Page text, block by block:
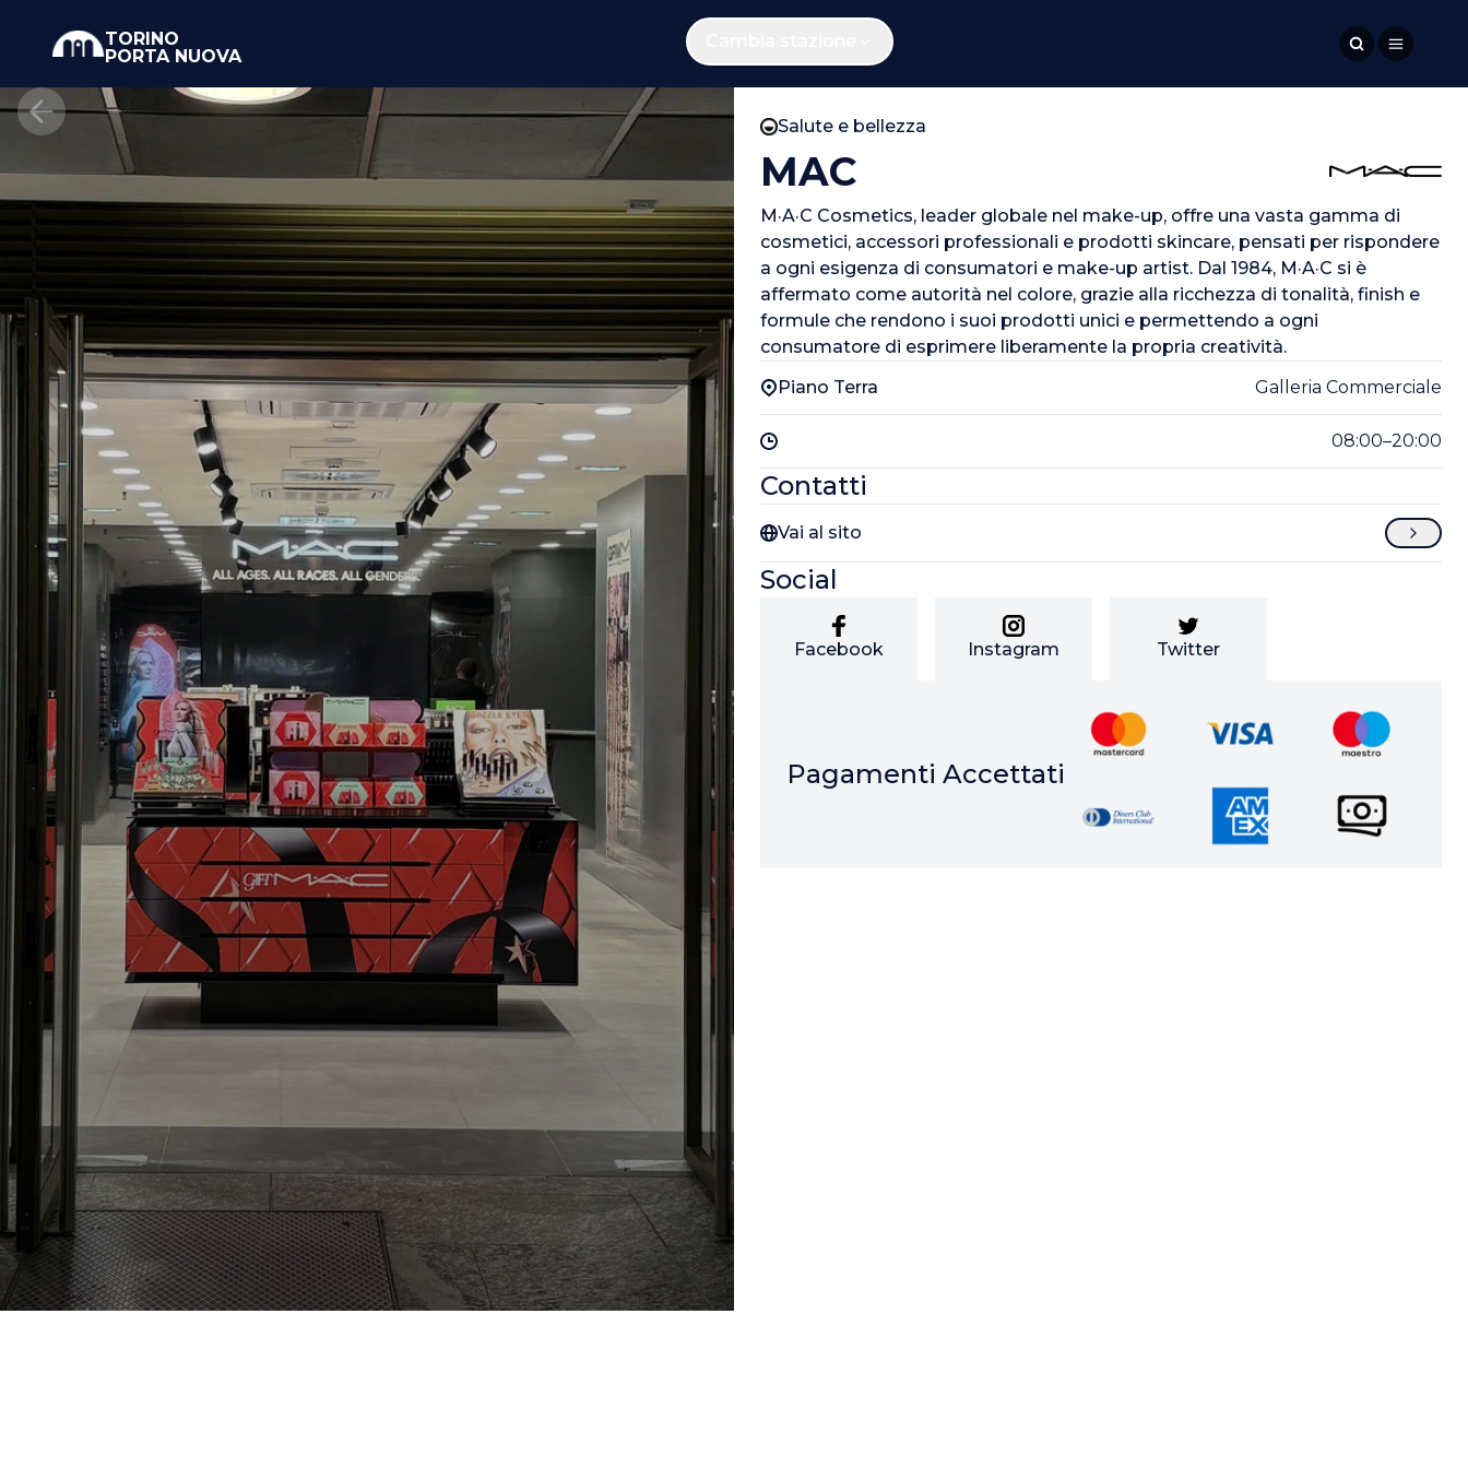
TORINO
PORTA NUOVA
Salute e bellezza
MAC
M·A·C Cosmetics, leader globale nel make-up, offre una vasta gamma di
cosmetici, accessori professionali e prodotti skincare, pensati per rispondere
a ogni esigenza di consumatori e make-up artist. Dal 1984, M·A·C si è
affermato come autorità nel colore, grazie alla ricchezza di tonalità, finish e
formule che rendono i suoi prodotti unici e permettendo a ogni
consumatore di esprimere liberamente la propria creatività.
Piano Terra
Galleria Commerciale
08:00–20:00
Contatti
Vai al sito
Social
Facebook Instagram Twitter
Pagamenti Accettati